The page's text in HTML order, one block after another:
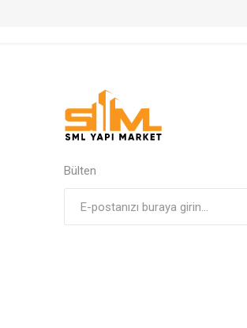
Bülten